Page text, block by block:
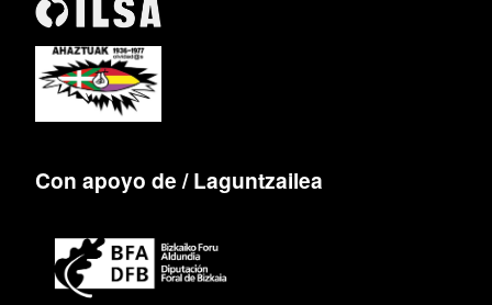
Con apoyo de / Laguntzailea